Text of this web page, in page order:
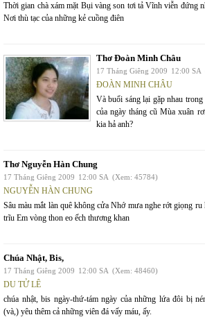
Thời gian chà xám mặt Bụi vàng son tơi tả Vĩnh viễn đứng
Nơi thù tạc của những kẻ cuồng điên
Thơ Đoàn Minh Châu
17 Tháng Giêng 2009 12:00 SA
ĐOÀN MINH CHÂU
Và buổi sáng lại gặp nhau
của ngày tháng cũ Mùa xuân
kia hả anh?
Thơ Nguyễn Hàn Chung
17 Tháng Giêng 2009 12:00 SA (Xem: 45784)
NGUYỄN HÀN CHUNG
Sâu màu mắt làn quê không cửa Nhớ mưa nghe rớt giọng
trĩu Em vòng thon eo ếch thương khan
Chúa Nhật, Bis,
17 Tháng Giêng 2009 12:00 SA (Xem: 48460)
DU TỬ LÊ
chúa nhật, bis ngày-thứ-tám ngày của những lứa đôi bị
(và,) yêu thêm cả những viên đá vấy máu, ấy.